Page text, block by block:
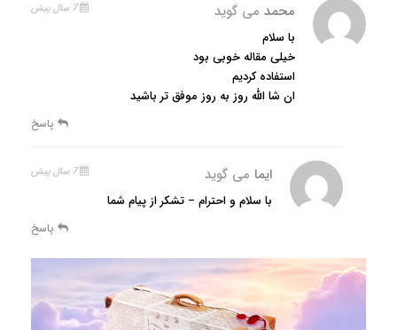
محمد می گوید 7 سال پیش
با سلام
خیلی مقاله خوبی بود
استفاده کردیم
ان شا الله روز به روز موفق تر باشید
پاسخ
ایما می گوید 7 سال پیش
با سلام و احترام – تشکر از پیام شما
پاسخ